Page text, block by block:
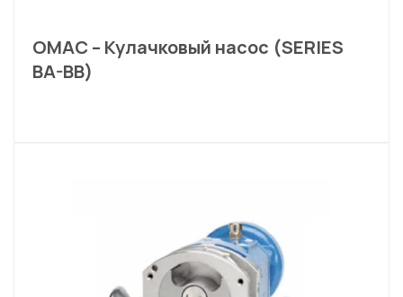
OMAC – Кулачковый насос (SERIES
BA-BB)